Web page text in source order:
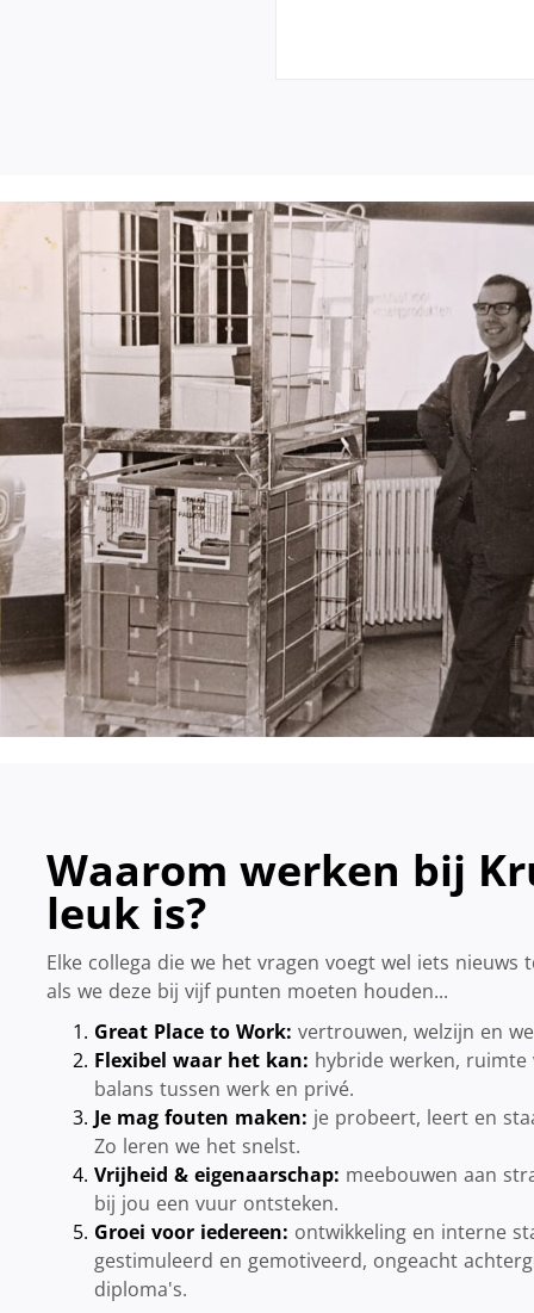
Waarom werken bij
leuk is?
Elke collega die we het vragen voegt wel iets nieuws
als we deze bij vijf punten moeten houden...
Great Place to Work: vertrouwen, welzijn en
Flexibel waar het kan: hybride werken,
balans tussen werk en privé.
Je mag fouten maken: je probeert, leert en
Zo leren we het snelst.
Vrijheid & eigenaarschap: meebouwen aan
bij jou een vuur ontsteken.
Groei voor iedereen: ontwikkeling en interne
gestimuleerd en gemotiveerd, ongeacht
diploma's.